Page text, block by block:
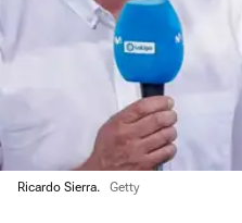
Ricardo Sierra. Getty